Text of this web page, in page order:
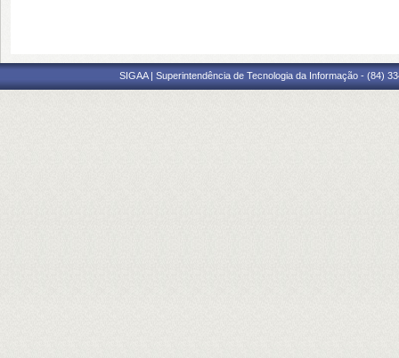
SIGAA | Superintendência de Tecnologia da Informação - (84)